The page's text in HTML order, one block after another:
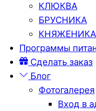
КЛЮКВА
БРУСНИКА
КНЯЖЕНИКА
Программы
Сделать заказ
Блог
Фотогалерея
Вход в